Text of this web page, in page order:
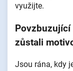
využijte.
Povzbuzující
zůstali
Jsou rána, kdy